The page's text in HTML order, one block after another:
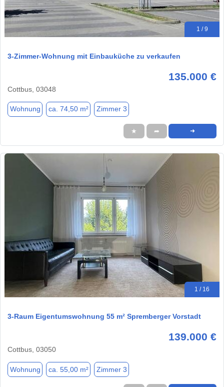
1 / 9
3-Zimmer-Wohnung mit Einbauküche zu verkaufen
135.000 €
Cottbus, 03048
Wohnung ca. 74,50 m² Zimmer 3
★ ➦ ➜
1 / 16
3-Raum Eigentumswohnung 55 m² Spremberger Vorstadt
139.000 €
Cottbus, 03050
Wohnung ca. 55,00 m² Zimmer 3